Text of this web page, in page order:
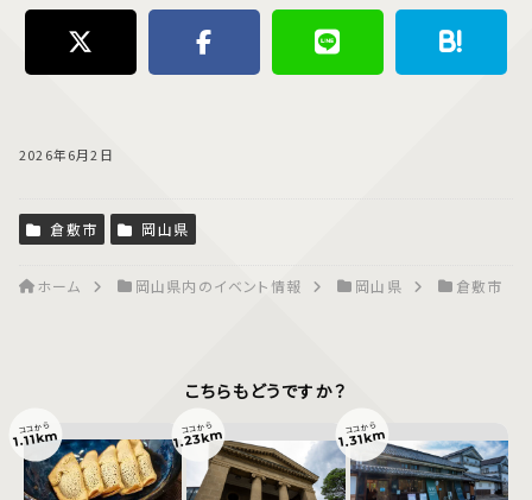
2026年6月2日
倉敷市 岡山県
ホーム 岡山県内のイベント情報 岡山県 倉敷市
こちらもどうですか？
ココから
1.11km ココから
1.23km ココから
1.31km